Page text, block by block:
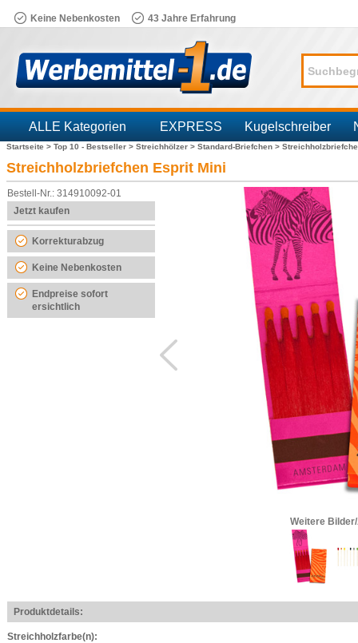
Keine Nebenkosten 43 Jahre Erfahrung
ALLE Kategorien EXPRESS Kugelschreiber
Branchen
Startseite > Top 10 - Bestseller > Streichhölzer > Standard-Briefchen >
Streichholzbriefchen Esprit Mini
Bestell-Nr.: 314910092-01
Jetzt kaufen
Korrekturabzug
Keine Nebenkosten
Endpreise sofort
ersichtlich
Weitere
Produktdetails:
Streichholzfarbe(n):